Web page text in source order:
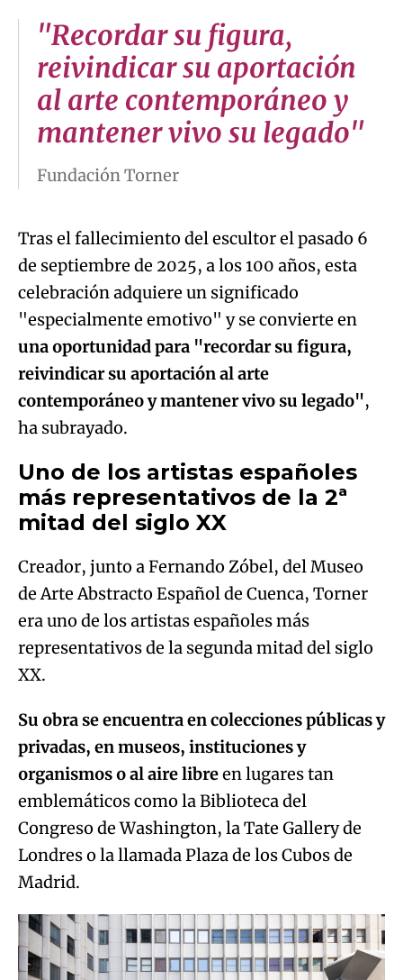
"Recordar su figura,
reivindicar su aportación
al arte contemporáneo y
mantener vivo su legado"
Fundación Torner
Tras el fallecimiento del escultor el pasado 6
de septiembre de 2025, a los 100 años, esta
celebración adquiere un significado
"especialmente emotivo" y se convierte en
una oportunidad para "recordar su figura,
reivindicar su aportación al arte
contemporáneo y mantener vivo su legado",
ha subrayado.
Uno de los artistas españoles
más representativos de la 2ª
mitad del siglo XX
Creador, junto a Fernando Zóbel, del Museo
de Arte Abstracto Español de Cuenca, Torner
era uno de los artistas españoles más
representativos de la segunda mitad del siglo
XX.
Su obra se encuentra en colecciones públicas y
privadas, en museos, instituciones y
organismos o al aire libreen lugares tan
emblemáticos como la Biblioteca del
Congreso de Washington, la Tate Gallery de
Londres o la llamada Plaza de los Cubos de
Madrid.